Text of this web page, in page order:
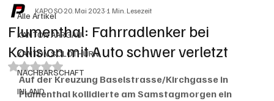
Alle Artikel
KANTON AARGAU
KANTON SOLOTHURN
NACHBARSCHAFT
INLAND
Flumenthal: Fahrradlenker bei
Kollision mit Auto schwer verletzt
KAPO SO20. Mai 20231 Min. Lesezeit
Mit NaN von 5 Sternen bewertet.
Auf der Kreuzung Baselstrasse/Kirchgasse in
Flumenthal kollidierte am Samstagmorgen ein